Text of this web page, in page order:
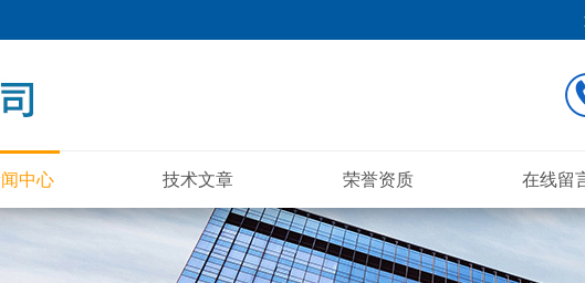
中心 技术文章 荣誉资质 在线留